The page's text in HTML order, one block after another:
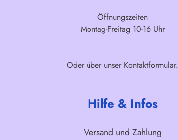
Öffnungszeiten
Montag-Freitag 10-16 Uhr
Oder über unser Kontaktformular.
Hilfe & Infos
Versand und Zahlung